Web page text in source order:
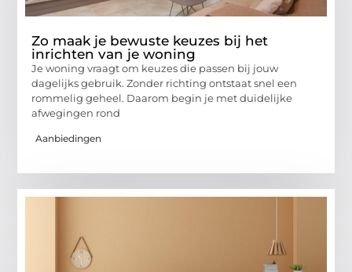
Zo maak je bewuste keuzes bij het
inrichten van je woning
Je woning vraagt om keuzes die passen bij jouw
dagelijks gebruik. Zonder richting ontstaat snel een
rommelig geheel. Daarom begin je met duidelijke
afwegingen rond
Aanbiedingen